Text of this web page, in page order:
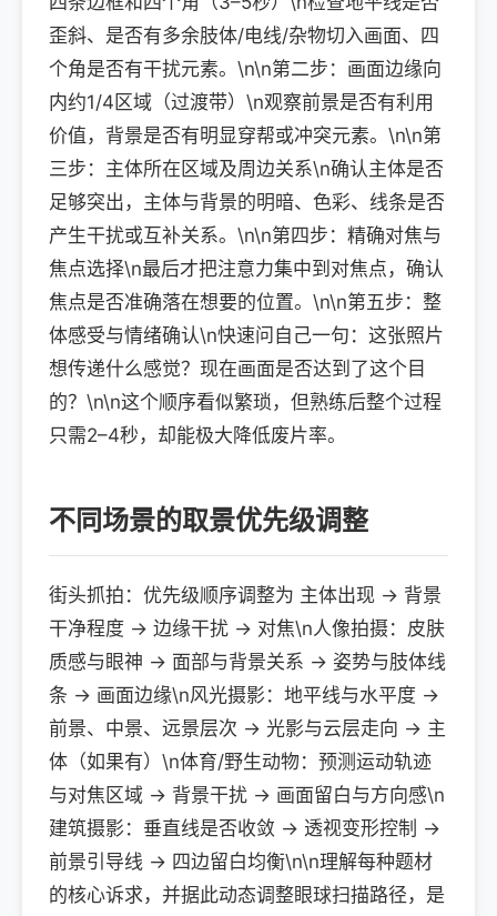
歪斜、是否有多余肢体/电线/杂物切入画面、四
个角是否有干扰元素。\n\n第二步：画面边缘向
内约1/4区域（过渡带）\n观察前景是否有利用
价值，背景是否有明显穿帮或冲突元素。\n\n第
三步：主体所在区域及周边关系\n确认主体是否
足够突出，主体与背景的明暗、色彩、线条是否
产生干扰或互补关系。\n\n第四步：精确对焦与
焦点选择\n最后才把注意力集中到对焦点，确认
焦点是否准确落在想要的位置。\n\n第五步：整
体感受与情绪确认\n快速问自己一句：这张照片
想传递什么感觉？现在画面是否达到了这个目
的？\n\n这个顺序看似繁琐，但熟练后整个过程
只需2–4秒，却能极大降低废片率。
不同场景的取景优先级调整
街头抓拍：优先级顺序调整为 主体出现 → 背景
干净程度 → 边缘干扰 → 对焦\n人像拍摄：皮肤
质感与眼神 → 面部与背景关系 → 姿势与肢体线
条 → 画面边缘\n风光摄影：地平线与水平度 →
前景、中景、远景层次 → 光影与云层走向 → 主
体（如果有）\n体育/野生动物：预测运动轨迹
与对焦区域 → 背景干扰 → 画面留白与方向感\n
建筑摄影：垂直线是否收敛 → 透视变形控制 →
前景引导线 → 四边留白均衡\n\n理解每种题材
的核心诉求，并据此动态调整眼球扫描路径，是